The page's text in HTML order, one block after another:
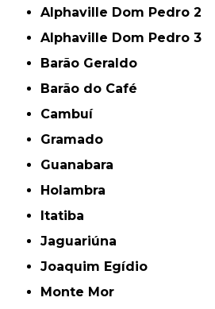
Alphaville Dom Pedro 2
Alphaville Dom Pedro 3
Barão Geraldo
Barão do Café
Cambuí
Gramado
Guanabara
Holambra
Itatiba
Jaguariúna
Joaquim Egídio
Monte Mor